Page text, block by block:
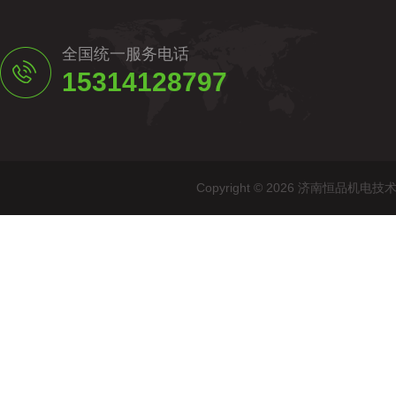
全国统一服务电话
15314128797
Copyright © 2026 济南恒品机电技